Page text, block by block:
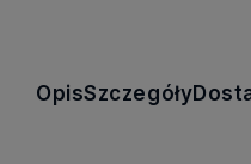
OpisSzczegóły